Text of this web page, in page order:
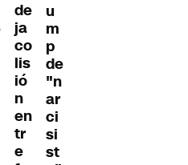
de
ja
co
lis
ió
n
en
tr
e
u
m
p
de
"n
ar
ci
si
st